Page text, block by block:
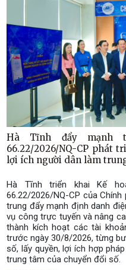
Hà Tĩnh đẩy mạnh
66.22/2026/NQ-CP phát
lợi ích người dân làm
Hà Tĩnh triển khai Kế
66.22/2026/NQ-CP của
trung đẩy mạnh định danh
vụ công trực tuyến và nâng
thành kích hoạt các tài
trước ngày 30/8/2026, từng
số, lấy quyền, lợi ích hợp
trung tâm của chuyển đổi số.